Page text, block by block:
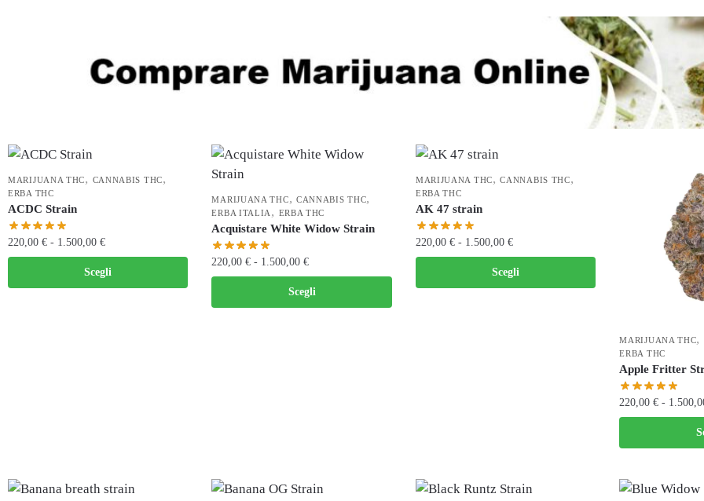
MARIJUANA THC, CANNABIS THC,
ERBA THC
ACDC Strain
220,00 € - 1.500,00 €
Scegli
MARIJUANA THC, CANNABIS THC,
ERBA ITALIA , ERBA THC
Acquistare White Widow Strain
220,00€ - 1.500,00€
Scegli
MARIJUANA THC,CANNABIS THC,
ERBA THC
AK 47 strain
220,00 € - 1.500,00 €
Scegli
MARIJUANA THC,
ERBA THC
Apple Fritter
220,00€ -